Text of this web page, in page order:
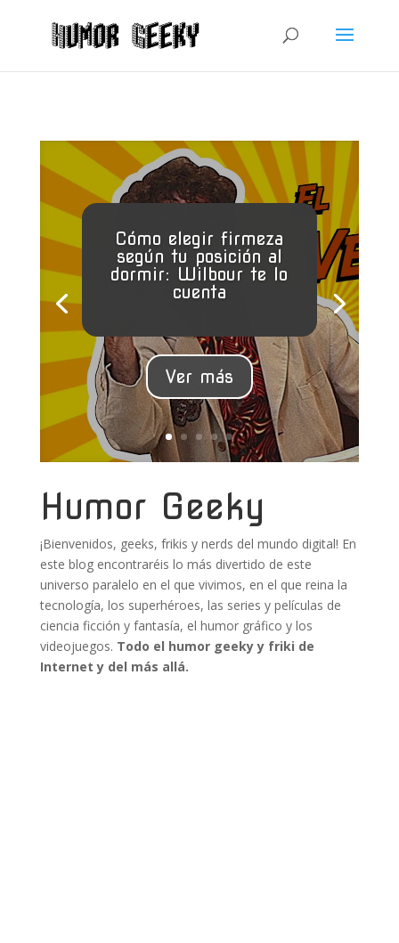
Cómo elegir firmeza
según tu posición al
dormir: Wilbour te lo
cuenta
Ver más
Humor Geeky
¡Bienvenidos, geeks, frikis y nerds del mundo digital! En
este blog encontraréis lo más divertido de este
universo paralelo en el que vivimos, en el que reina la
tecnología, los superhéroes, las series y películas de
ciencia ficción y fantasía, el humor gráfico y los
videojuegos. Todo el humor geeky y friki de
Internet y del más allá.